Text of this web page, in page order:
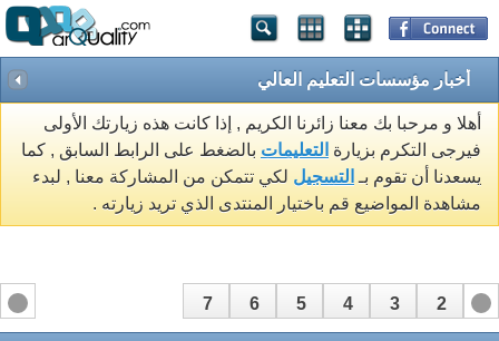
أخبار مؤسسات التعليم العالي
أهلا و مرحبا بك معنا زائرنا الكريم , إذا كانت هذه زيارتك الأولى
فيرجى التكرم بزيارة التعليمات بالضغط على الرابط السابق , كما
يسعدنا أن تقوم بـ التسجيل لكي تتمكن من المشاركة معنا , لبدء
مشاهدة المواضيع قم باختيار المنتدى الذي تريد زيارته .
1
2
3
4
5
6
7